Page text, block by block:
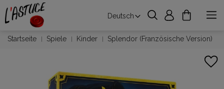
Deutsch
Startseite Spiele Kinder Splendor (Französische Version)